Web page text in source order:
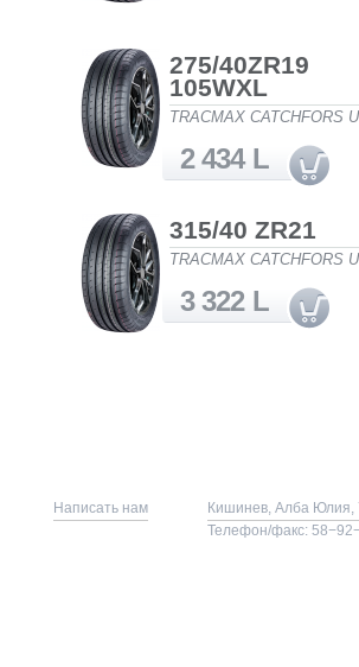
275/40ZR19
105WXL
TRACMAX CATCHFORS
2 434 L
315/40 ZR21
TRACMAX CATCHFORS
3 322 L
Написать нам
Кишинев, Алба Юлия,
Телефон/факс: